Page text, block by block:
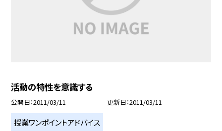
活動の特性を意識する
公開日 2011/03/11 更新日 2011/03/11
授業ワンポイントアドバイス